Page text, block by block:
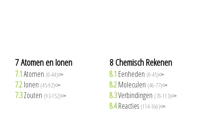
7 Atomen en Ionen
7.1Atomen (0-44)⚩
7.2Ionen (45-92)⚩
7.3Zouten (93-152)⚩
8 Chemisch Rekenen
8.1 Eenheden (0-45)⚩
8.2Moleculen (46-77)⚩
8.3Verbindingen (78-113)⚩
8.4Reacties (114-166)⚩